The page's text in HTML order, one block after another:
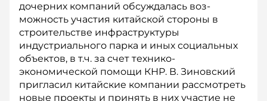
дочерних компаний обсуждалась воз­
можность участия китайской стороны в
строительстве инфраструктуры
индустриального парка и иных социальных
объектов, в т.ч. за счет технико-
экономической помощи КНР. В. Зиновский
пригласил китайские компании рассмотреть
новые проекты и принять в них участие не